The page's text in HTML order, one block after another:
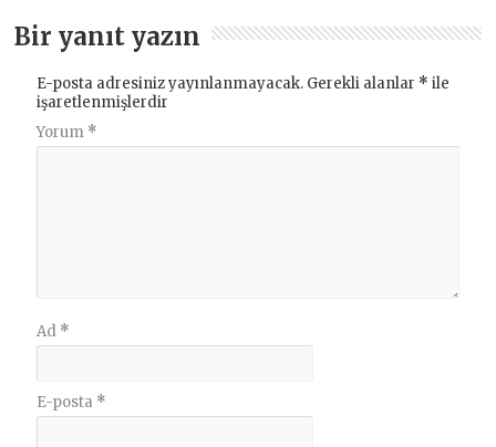
Bir yanıt yazın
E-posta adresiniz yayınlanmayacak. Gerekli alanlar * ile
işaretlenmişlerdir
Yorum *
Ad *
E-posta *